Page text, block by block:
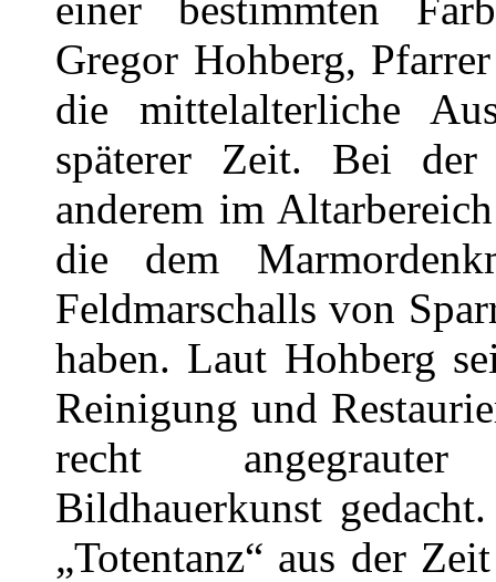
Gregor Hohberg,
die mittelalterliche
späterer Zeit. Bei der
anderem im
die dem
Feldmarschalls von
haben. Laut Hohberg
Reinigung und
recht
Bildhauerkunst
„Totentanz“ aus der